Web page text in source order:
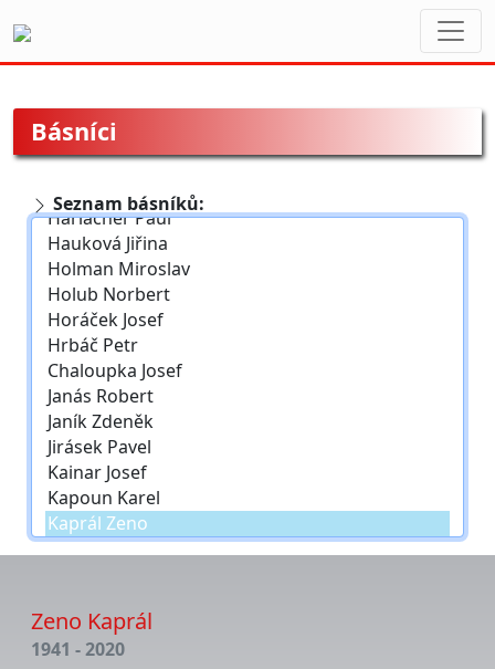
Básníci
Seznam básníků:
Zeno Kaprál
1941 - 2020